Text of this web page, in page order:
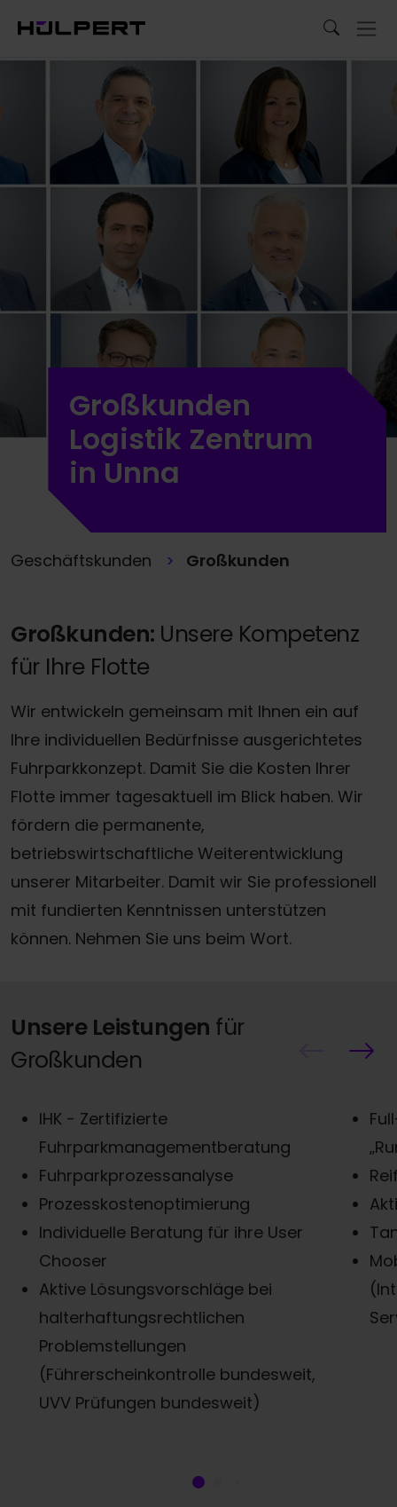
Großkunden
Logistik Zentrum
in Unna
Geschäftskunden Großkunden
Großkunden: Unsere Kompetenz
für Ihre Flotte
Wir entwickeln gemeinsam mit Ihnen ein auf
Ihre individuellen Bedürfnisse ausgerichtetes
Fuhrparkkonzept. Damit Sie die Kosten Ihrer
Flotte immer tagesaktuell im Blick haben. Wir
fördern die permanente,
betriebswirtschaftliche Weiterentwicklung
unserer Mitarbeiter. Damit wir Sie professionell
mit fundierten Kenntnissen unterstützen
können. Nehmen Sie uns beim Wort.
Unsere Leistungen für
Großkunden
IHK - Zertifizierte
Fuhrparkmanagementberatung
Fuhrparkprozessanalyse
Prozesskostenoptimierung
Individuelle Beratung für ihre User
Chooser
Aktive Lösungsvorschläge bei
halterhaftungsrechtlichen
Problemstellungen
(Führerscheinkontrolle bundesweit,
UVV Prüfungen bundesweit)